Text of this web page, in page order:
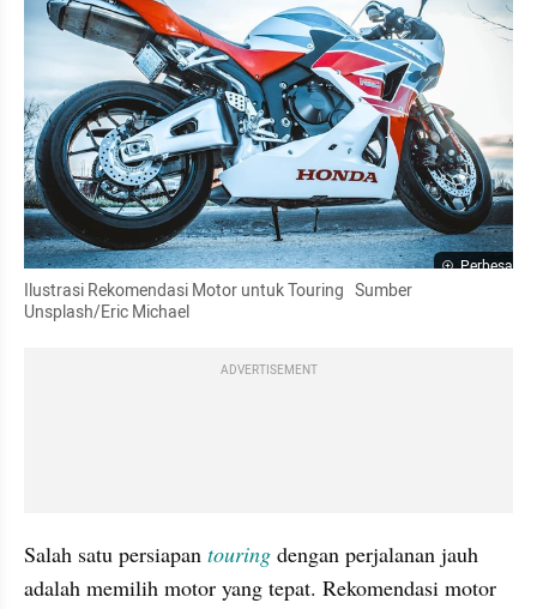
Perbesar
Ilustrasi Rekomendasi Motor untuk Touring   Sumber
Unsplash/Eric Michael
ADVERTISEMENT
Salah satu persiapan touring dengan perjalanan jauh
adalah memilih motor yang tepat. Rekomendasi motor